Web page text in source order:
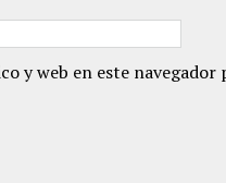
y web en este navegador